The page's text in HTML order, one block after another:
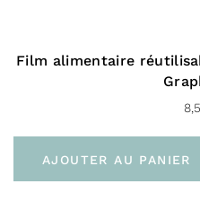
Film alimentaire
AJOUTER AU PANIER